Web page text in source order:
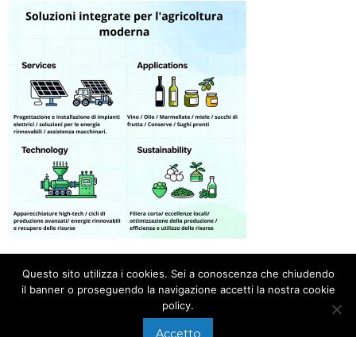
Questo sito utilizza i cookies. Sei a conoscenza che chiudendo
il banner o proseguendo la navigazione accetti la nostra cookie
policy.
Accetto